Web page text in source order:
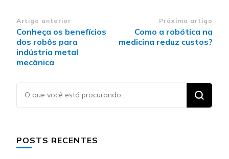
Navegação
de
post
Artigo anterior
Conheça os benefícios
dos robôs para
indústria metal
mecânica
Próximo artigo
Como a robótica na
medicina reduz custos?
Procurando
algo?
POSTS RECENTES